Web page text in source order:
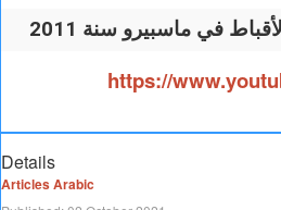
في ماسبيرو سنة
https://
Details
Articles Arabic